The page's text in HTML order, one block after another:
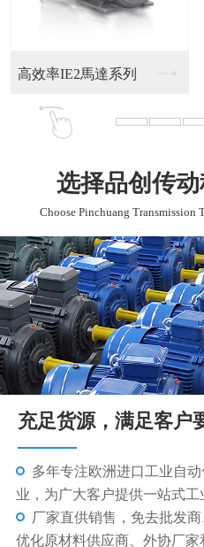
业，为广大客户提供一站式
厂家直供销售，免去批发
优化产品结构和生产流程，
充足货源，满足客户
本公司专业代理VARVEL减
机，BONFIGLOLI减速机 ，
广泛用于食品、皮革、纺
工、轻工等机械设备等行业，
生产线设备。